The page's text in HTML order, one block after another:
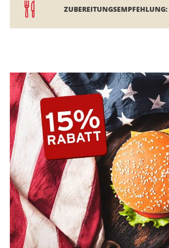
ZUBEREITUNGSEMPFEHLUNG: